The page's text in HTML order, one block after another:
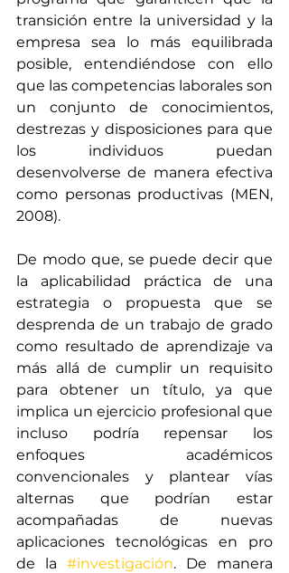
transición entre la universidad y la
empresa sea lo más equilibrada
posible, entendiéndose con ello
que las competencias laborales son
un conjunto de conocimientos,
destrezas y disposiciones para que
los individuos puedan
desenvolverse de manera efectiva
como personas productivas (MEN,
2008).
De modo que, se puede decir que
la aplicabilidad práctica de una
estrategia o propuesta que se
desprenda de un trabajo de grado
como resultado de aprendizaje va
más allá de cumplir un requisito
para obtener un título, ya que
implica un ejercicio profesional que
incluso podría repensar los
enfoques académicos
convencionales y plantear vías
alternas que podrían estar
acompañadas de nuevas
aplicaciones tecnológicas en pro
de la #investigación. De manera